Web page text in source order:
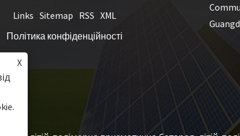
Links Sitemap RSS XML
Політика конфіденційності
X